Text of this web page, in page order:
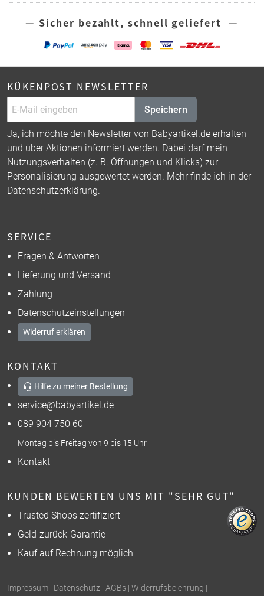
— Sicher bezahlt, schnell geliefert —
KÜKENPOST NEWSLETTER
Speichern
Ja, ich möchte den Newsletter von Babyartikel.de erhalten
und über Aktionen informiert werden. Dabei darf mein
Nutzungsverhalten (z. B. Öffnungen und Klicks) zur
Personalisierung ausgewertet werden. Mehr finde ich in der
Datenschutzerklärung.
SERVICE
Fragen & Antworten
Lieferung und Versand
Zahlung
Datenschutzeinstellungen
Widerruf erklären
KONTAKT
Hilfe zu meiner Bestellung
service@babyartikel.de
089 904 750 60
Montag bis Freitag von 9 bis 15 Uhr
Kontakt
KUNDEN BEWERTEN UNS MIT "SEHR GUT"
Trusted Shops zertifiziert
Geld-zurück-Garantie
Kauf auf Rechnung möglich
Impressum | Datenschutz | AGBs | Widerrufsbelehrung |